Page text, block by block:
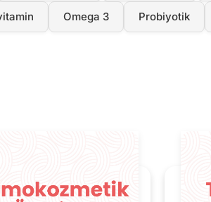
Omega 3 Probiyotik